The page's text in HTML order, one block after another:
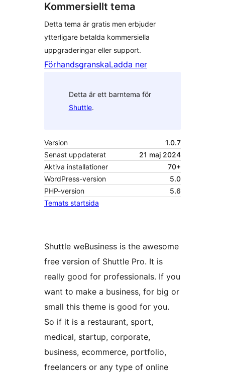
Kommersiellt tema
Detta tema är gratis men erbjuder
ytterligare betalda kommersiella
uppgraderingar eller support.
FörhandsgranskaLadda ner
Detta är ett barntema för
Shuttle.
Version
1.0.7
Senast uppdaterat
21 maj 2024
Aktiva installationer
70+
WordPress-version
5.0
PHP-version
5.6
Temats startsida
Shuttle weBusiness is the awesome
free version of Shuttle Pro. It is
really good for professionals. If you
want to make a business, for big or
small this theme is good for you.
So if it is a restaurant, sport,
medical, startup, corporate,
business, ecommerce, portfolio,
freelancers or any type of online